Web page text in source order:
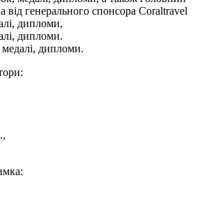
від генерального спонсора Coraltravel
дипломи,
дипломи.
дипломи.